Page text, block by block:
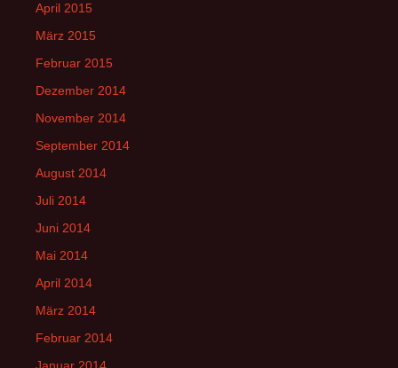
April 2015
März 2015
Februar 2015
Dezember 2014
November 2014
September 2014
August 2014
Juli 2014
Juni 2014
Mai 2014
April 2014
März 2014
Februar 2014